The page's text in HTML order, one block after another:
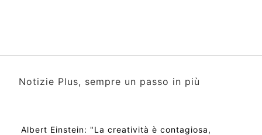
Notizie Plus, sempre un passo in più
Albert Einstein: "La creatività è contagiosa,